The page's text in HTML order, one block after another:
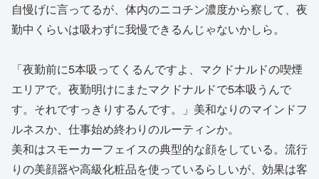
自慢げに言ってるが、体内のニコチン濃度から察して、夜
勤中くらいは吸わずに我慢できるんじゃないかしら。
「夜勤前に5本吸ってくるんですよ、マクドナルドの喫煙
エリアで。夜勤明けにまたマクドナルドで5本吸うんで
す。それですっきりするんです。」美和なりのマインドフ
ルネスか、仕事始め終わりのルーティンか。
美和はスモーカーフェイスの典型的な顔をしている。流行
りの美顔器や高級化粧品を使っているらしいが、効果は客